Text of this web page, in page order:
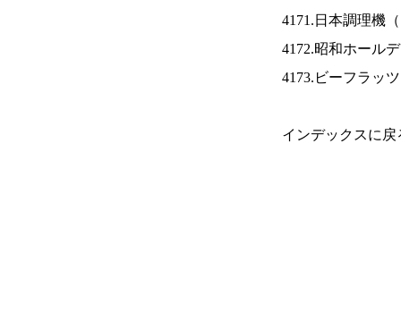
4171.日本調理機（
4172.昭和ホール
4173.ビーフラッ
インデックスに戻